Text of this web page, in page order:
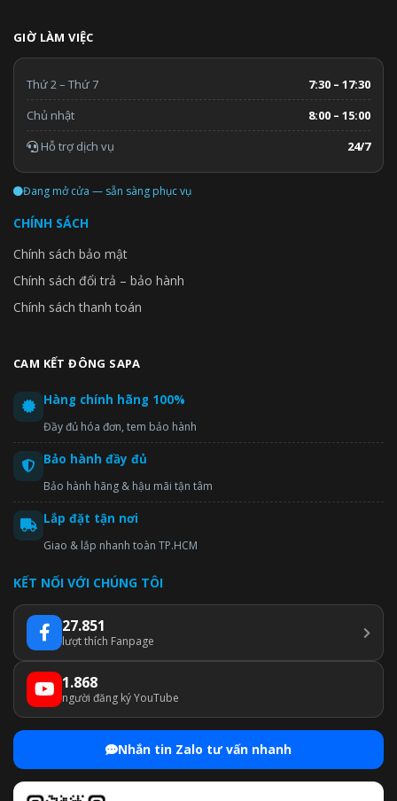
GIỜ LÀM VIỆC
Thứ 2 – Thứ 7
7:30 – 17:30
Chủ nhật
8:00 – 15:00
Hỗ trợ dịch vụ
24/7
Đang mở cửa — sẵn sàng phục vụ
CHÍNH SÁCH
Chính sách bảo mật
Chính sách đổi trả – bảo hành
Chính sách thanh toán
CAM KẾT ĐÔNG SAPA
Hàng chính hãng 100%
Đầy đủ hóa đơn, tem bảo hành
Bảo hành đầy đủ
Bảo hành hãng & hậu mãi tận tâm
Lắp đặt tận nơi
Giao & lắp nhanh toàn TP.HCM
KẾT NỐI VỚI CHÚNG TÔI
27.851
lượt thích Fanpage
1.868
người đăng ký YouTube
Nhắn tin Zalo tư vấn nhanh